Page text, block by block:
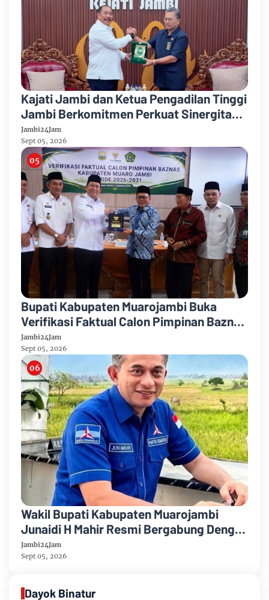
Kajati Jambi dan Ketua Pengadilan Tinggi
Jambi Berkomitmen Perkuat Sinergitas
Penegakan Hukum
Jambi24Jam
Sept 05, 2026
Bupati Kabupaten Muarojambi Buka
Verifikasi Faktual Calon Pimpinan Baznas
Tahun 2026-2031
Jambi24Jam
Sept 05, 2026
Wakil Bupati Kabupaten Muarojambi
Junaidi H Mahir Resmi Bergabung Dengan
Partai Demikrat
Jambi24Jam
Sept 05, 2026
Dayok Binatur